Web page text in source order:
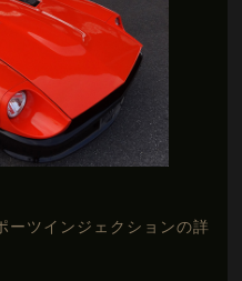
ーツインジェクションの詳